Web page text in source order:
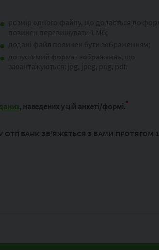
, наведених у цій анкеті/формі.*
ОТП БАНК ЗВ'ЯЖЕТЬСЯ З ВАМИ ПРОТЯГОМ 1